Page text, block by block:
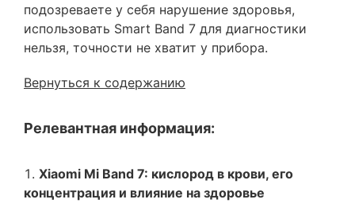
подозреваете у себя нарушение здоровья,
использовать Smart Band 7 для диагностики
нельзя, точности не хватит у прибора.
Вернуться к содержанию
Релевантная информация:
Xiaomi Mi Band 7: кислород в крови, его
концентрация и влияние на здоровье